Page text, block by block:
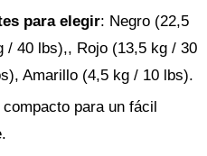
para elegir: Negro (22,5
/ 40 lbs),, Rojo (13,5 kg / 30
Amarillo (4,5 kg / 10 lbs).
para un fácil